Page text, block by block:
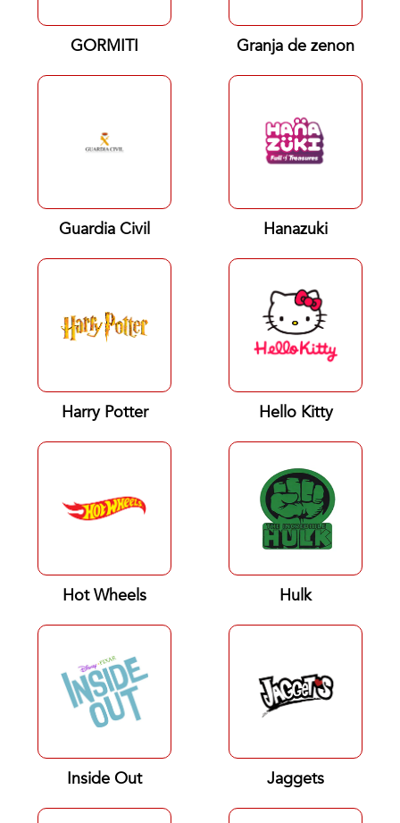
GORMITI Granja de zenon
Guardia Civil Hanazuki
Harry Potter Hello Kitty
Hot Wheels Hulk
Inside Out Jaggets